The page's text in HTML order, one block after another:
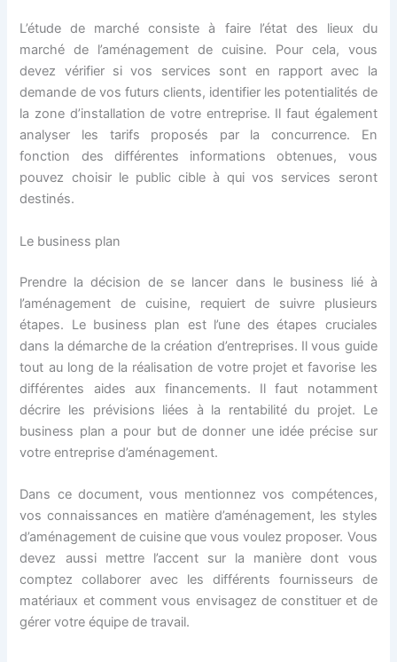
L’étude de marché consiste à faire l’état des lieux du
marché de l’aménagement de cuisine. Pour cela, vous
devez vérifier si vos services sont en rapport avec la
demande de vos futurs clients, identifier les potentialités de
la zone d’installation de votre entreprise. Il faut également
analyser les tarifs proposés par la concurrence. En
fonction des différentes informations obtenues, vous
pouvez choisir le public cible à qui vos services seront
destinés.
Le business plan
Prendre la décision de se lancer dans le business lié à
l’aménagement de cuisine, requiert de suivre plusieurs
étapes. Le business plan est l’une des étapes cruciales
dans la démarche de la création d’entreprises. Il vous guide
tout au long de la réalisation de votre projet et favorise les
différentes aides aux financements. Il faut notamment
décrire les prévisions liées à la rentabilité du projet. Le
business plan a pour but de donner une idée précise sur
votre entreprise d’aménagement.
Dans ce document, vous mentionnez vos compétences,
vos connaissances en matière d’aménagement, les styles
d’aménagement de cuisine que vous voulez proposer. Vous
devez aussi mettre l’accent sur la manière dont vous
comptez collaborer avec les différents fournisseurs de
matériaux et comment vous envisagez de constituer et de
gérer votre équipe de travail.